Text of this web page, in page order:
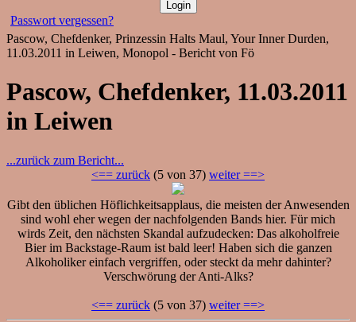
Passwort vergessen?
Pascow, Chefdenker, Prinzessin Halts Maul, Your Inner Durden,
11.03.2011 in Leiwen, Monopol - Bericht von Fö
Pascow, Chefdenker, 11.03.2011
in Leiwen
...zurück zum Bericht...
<== zurück (5 von 37) weiter ==>
Gibt den üblichen Höflichkeitsapplaus, die meisten der Anwesenden
sind wohl eher wegen der nachfolgenden Bands hier. Für mich
wirds Zeit, den nächsten Skandal aufzudecken: Das alkoholfreie
Bier im Backstage-Raum ist bald leer! Haben sich die ganzen
Alkoholiker einfach vergriffen, oder steckt da mehr dahinter?
Verschwörung der Anti-Alks?
<== zurück (5 von 37) weiter ==>